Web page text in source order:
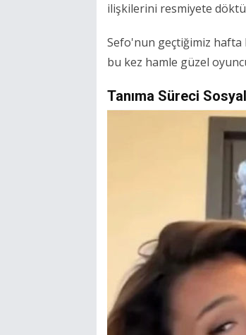
ilişkilerini resmiyete
Sefo'nun geçtiğimiz hafta
bu kez hamle güzel
Tanıma Süreci